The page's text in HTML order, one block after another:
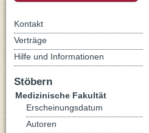
Kontakt
Verträge
Hilfe und Informationen
Stöbern
Medizinische Fakultät
Erscheinungsdatum
Autoren